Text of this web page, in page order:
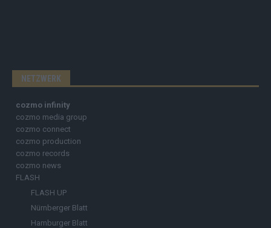
NETZWERK
cozmo infinity
cozmo media group
cozmo connect
cozmo production
cozmo records
cozmo news
FLASH
FLASH UP
Nürnberger Blatt
Hamburger Blatt